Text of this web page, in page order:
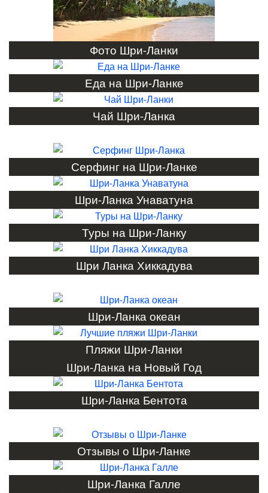
Фото Шри-Ланки
Еда на Шри-Ланке
Чай Шри-Ланка
Серфинг на Шри-Ланке
Шри-Ланка Унаватуна
Туры на Шри-Ланку
Шри Ланка Хиккадува
Шри-Ланка океан
Пляжи Шри-Ланки
Шри-Ланка на Новый Год
Шри-Ланка Бентота
Отзывы о Шри-Ланке
Шри-Ланка Галле